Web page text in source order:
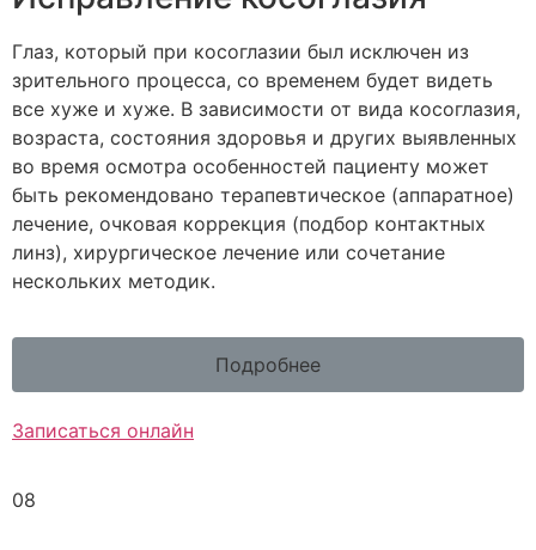
Глаз, который при косоглазии был исключен из
зрительного процесса, со временем будет видеть
все хуже и хуже. В зависимости от вида косоглазия,
возраста, состояния здоровья и других выявленных
во время осмотра особенностей пациенту может
быть рекомендовано терапевтическое (аппаратное)
лечение, очковая коррекция (подбор контактных
линз), хирургическое лечение или сочетание
нескольких методик.
Подробнее
Записаться онлайн
08